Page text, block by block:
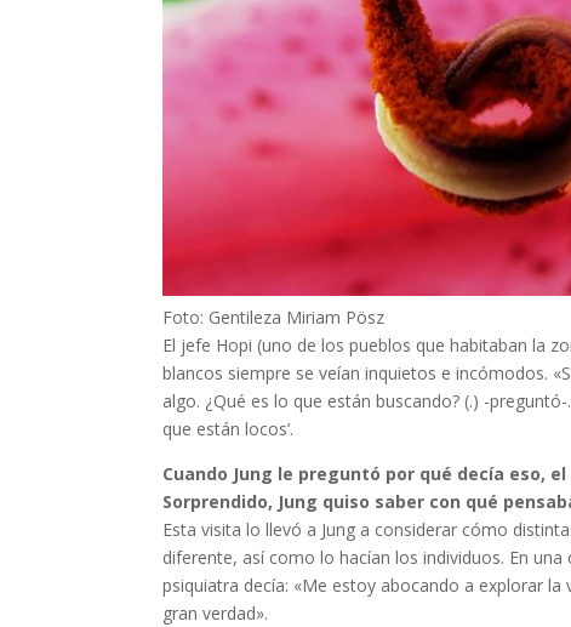
Foto: Gentileza Miriam Pösz
El jefe Hopi (uno de los pueblos que habitaban la
blancos siempre se veían inquietos e incómodos.
algo. ¿Qué es lo que están buscando? (.) -
que están locos’.
Cuando Jung le preguntó por qué decía eso,
Sorprendido, Jung quiso saber con qué
Esta visita lo llevó a Jung a considerar cómo
diferente, así como lo hacían los individuos. En
psiquiatra decía: «Me estoy abocando a explorar
gran verdad».